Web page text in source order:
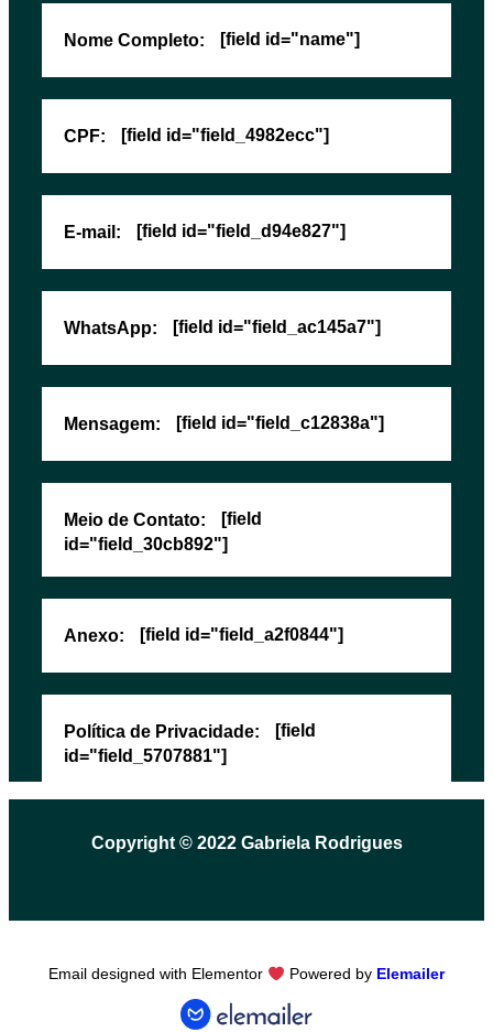
Nome Completo: [field id="name"]
CPF: [field id="field_4982ecc"]
E-mail: [field id="field_d94e827"]
WhatsApp: [field id="field_ac145a7"]
Mensagem: [field id="field_c12838a"]
Meio de Contato:
[field
id="field_30cb892"]
Anexo: [field id="field_a2f0844"]
Política de Privacidade:
[field
id="field_5707881"]
Copyright © 2022 Gabriela Rodrigues
Email designed with Elementor Powered by Elemailer